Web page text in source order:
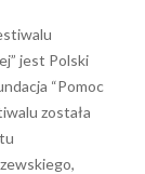
jest Polski
“Pomoc
została